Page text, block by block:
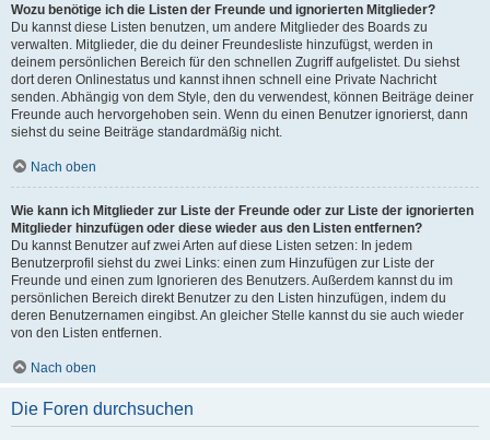
Wozu benötige ich die Listen der Freunde und ignorierten Mitglieder?
Du kannst diese Listen benutzen, um andere Mitglieder des Boards zu
verwalten. Mitglieder, die du deiner Freundesliste hinzufügst, werden in
deinem persönlichen Bereich für den schnellen Zugriff aufgelistet. Du siehst
dort deren Onlinestatus und kannst ihnen schnell eine Private Nachricht
senden. Abhängig von dem Style, den du verwendest, können Beiträge deiner
Freunde auch hervorgehoben sein. Wenn du einen Benutzer ignorierst, dann
siehst du seine Beiträge standardmäßig nicht.
Nach oben
Wie kann ich Mitglieder zur Liste der Freunde oder zur Liste der ignorierten
Mitglieder hinzufügen oder diese wieder aus den Listen entfernen?
Du kannst Benutzer auf zwei Arten auf diese Listen setzen: In jedem
Benutzerprofil siehst du zwei Links: einen zum Hinzufügen zur Liste der
Freunde und einen zum Ignorieren des Benutzers. Außerdem kannst du im
persönlichen Bereich direkt Benutzer zu den Listen hinzufügen, indem du
deren Benutzernamen eingibst. An gleicher Stelle kannst du sie auch wieder
von den Listen entfernen.
Nach oben
Die Foren durchsuchen